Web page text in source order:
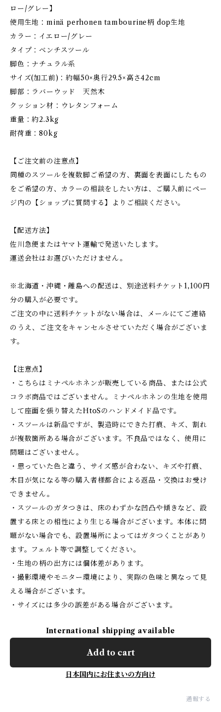
ロー/グレー】
使用生地：minä perhonen tambourine柄 dop生地
カラー：イエロー/グレー
タイプ：ベンチスツール
脚色：ナチュラル系
サイズ(加工前)：約幅50×奥行29.5×高さ42cm
脚部：ラバーウッド 天然木
クッション材：ウレタンフォーム
重量：約2.3kg
耐荷重：80kg
【ご注文前の注意点】
同種のスツールを複数脚ご希望の方、裏面を表面にしたもの
をご希望の方、カラーの相談をしたい方は、ご購入前にペー
ジ内の【ショップに質問する】よりご相談ください。
【配送方法】
佐川急便またはヤマト運輸で発送いたします。
運送会社はお選びいただけません。
※北海道・沖縄・離島への配送は、別途送料チケット1,100円
分の購入が必要です。
ご注文の中に送料チケットがない場合は、メールにてご連絡
のうえ、ご注文をキャンセルさせていただく場合がございま
す。
【注意点】
・こちらはミナペルホネンが販売している商品、または公式
コラボ商品ではございません。ミナペルホネンの生地を使用
して座面を張り替えたHtoSのハンドメイド品です。
・スツールは新品ですが、製造時にできた打痕、キズ、割れ
が複数箇所ある場合がございます。不良品ではなく、使用に
問題はございません。
・思っていた色と違う、サイズ感が合わない、キズや打痕、
木目が気になる等の購入者様都合による返品・交換はお受け
できません。
・スツールのガタつきは、床のわずかな凹凸や傾きなど、設
置する床との相性により生じる場合がございます。本体に問
題がない場合でも、設置場所によってはガタつくことがあり
ます。フェルト等で調整してください。
・生地の柄の出方には個体差があります。
・撮影環境やモニター環境により、実際の色味と異なって見
える場合がございます。
・サイズには多少の誤差がある場合がございます。
International shipping available
Add to cart
日本国内にお住まいの方向け
通報する